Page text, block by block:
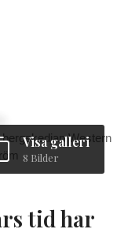
Visa galleri
8 Bilder
Western
tid har